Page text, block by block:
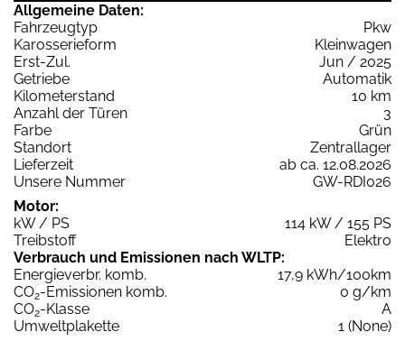
Allgemeine Daten:
Fahrzeugtyp
Pkw
Karosserieform
Kleinwagen
Erst-Zul.
Jun / 2025
Getriebe
Automatik
Kilometerstand
10 km
Anzahl der Türen
3
Farbe
Grün
Standort
Zentrallager
Lieferzeit
ab ca. 12.08.2026
Unsere Nummer
GW-RDI026
Motor:
kW / PS
114 kW / 155 PS
Treibstoff
Elektro
Verbrauch und Emissionen nach WLTP:
Energieverbr. komb.
17,9 kWh/100km
CO2-Emissionen komb.
0 g/km
CO2-Klasse
A
Umweltplakette
1 (None)